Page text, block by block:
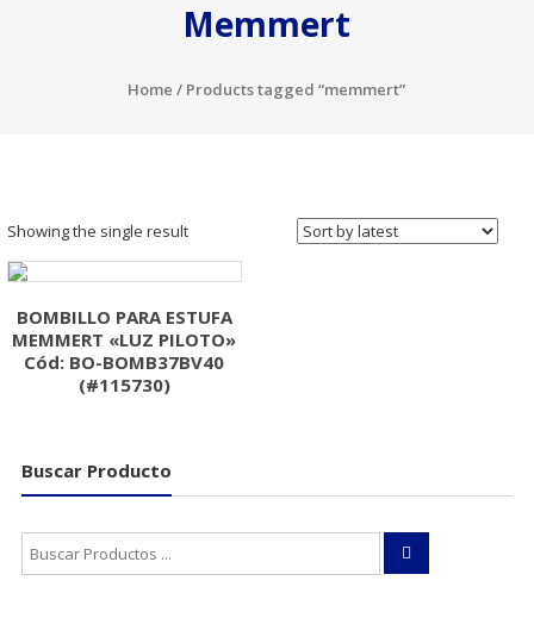
Memmert
Home / Products tagged “memmert”
Showing the single result
BOMBILLO PARA ESTUFA
MEMMERT «LUZ PILOTO»
Cód: BO-BOMB37BV40
(#115730)
Buscar Producto
Buscar: